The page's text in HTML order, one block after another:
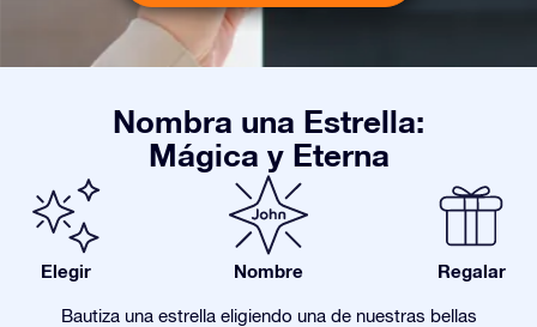
Nombra una Estrella:
Mágica y Eterna
Elegir Nombre Regalar
Bautiza una estrella eligiendo una de nuestras bellas